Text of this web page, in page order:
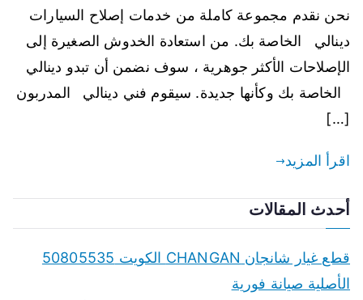
نحن نقدم مجموعة كاملة من خدمات إصلاح السيارات
دينالي الخاصة بك. من استعادة الخدوش الصغيرة إلى
الإصلاحات الأكثر جوهرية ، سوف نضمن أن تبدو دينالي
الخاصة بك وكأنها جديدة. سيقوم فني دينالي المدربون
[…]
اقرأ المزيد
أحدث المقالات
قطع غيار شانجان CHANGAN الكويت 50805535
الأصلية صيانة فورية